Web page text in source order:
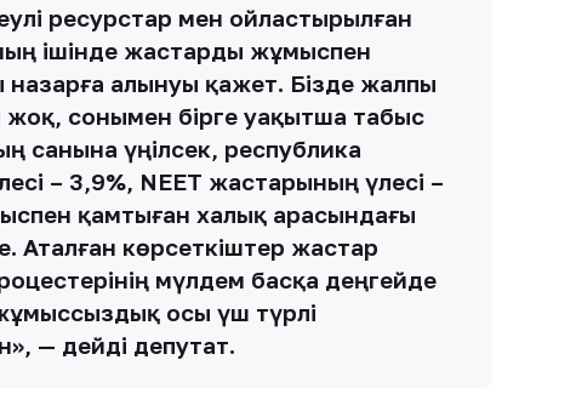
ресурстар мен ойластырылған
ішінде жастарды жұмыспен
назарға алынуы қажет. Бізде жалпы
сонымен бірге уақытша табыс
санына үңілсек, республика
– 3,9%, NEET жастарының үлесі –
қамтыған халық арасындағы
Аталған көрсеткіштер жастар
мүлдем басқа деңгейде
осы үш түрлі
— дейді депутат.